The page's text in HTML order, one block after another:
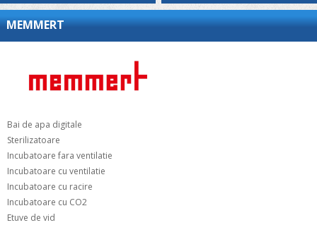
MEMMERT
Bai de apa digitale
Sterilizatoare
Incubatoare fara ventilatie
Incubatoare cu ventilatie
Incubatoare cu racire
Incubatoare cu CO2
Etuve de vid